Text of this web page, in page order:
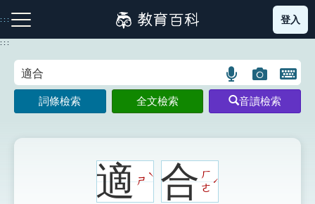
到
主
:::
注音索引圖示 筆畫索引圖示 部首索引表圖示
登入
:::
語
言
搜
圖
片
搜
開
鍵
圖
詞條檢索 全文檢索 音讀檢索
適ㄕ
ˋ 合ㄏ
ㄜ
ˊ